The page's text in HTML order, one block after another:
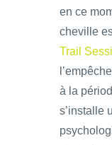
en ce
cheville
Trail
à la
s’installe